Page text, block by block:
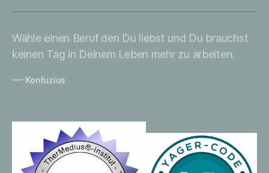
Wähle einen Beruf den Du liebst und Du brauchst
keinen Tag in Deinem Leben mehr zu arbeiten.
— Konfuzius